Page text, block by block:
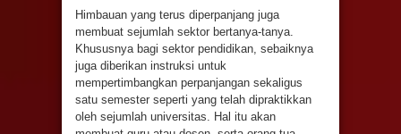
Himbauan yang terus diperpanjang juga
membuat sejumlah sektor bertanya-tanya.
Khususnya bagi sektor pendidikan, sebaiknya
juga diberikan instruksi untuk
mempertimbangkan perpanjangan sekaligus
satu semester seperti yang telah dipraktikkan
oleh sejumlah universitas. Hal itu akan